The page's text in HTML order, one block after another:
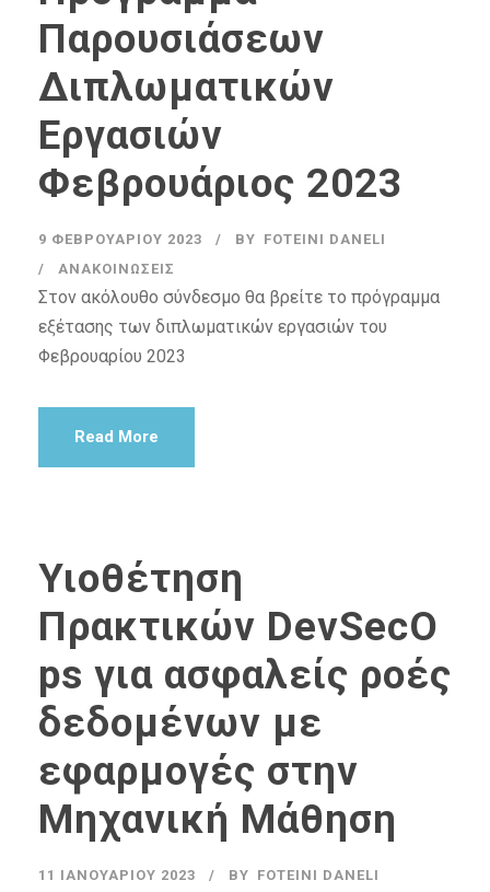
Παρουσιάσεων
Διπλωματικών
Εργασιών
Φεβρουάριος 2023
9 ΦΕΒΡΟΥΑΡΊΟΥ 2023 BY FOTEINI DANELI
ΑΝΑΚΟΙΝΏΣΕΙΣ
Στον ακόλουθο σύνδεσμο θα βρείτε το πρόγραμμα
εξέτασης των διπλωματικών εργασιών του
Φεβρουαρίου 2023
Read More
Υιοθέτηση
Πρακτικών DevSecO
ps για ασφαλείς ροές
δεδομένων με
εφαρμογές στην
Μηχανική Μάθηση
11 ΙΑΝΟΥΑΡΊΟΥ 2023 BY FOTEINI DANELI